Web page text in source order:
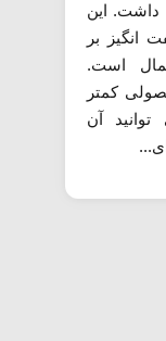
داشت. این
انگیز بر
است.
کمتر
توانید آن